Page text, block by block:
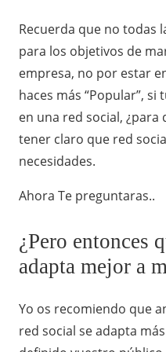
Recuerda que no todas
para los objetivos de
empresa, no por estar
haces más “Popular”,
en una red social, ¿para
tener claro que red
necesidades.
Ahora Te preguntaras..
¿Pero entonces
adapta mejor a
Yo os recomiendo que
red social se adapta